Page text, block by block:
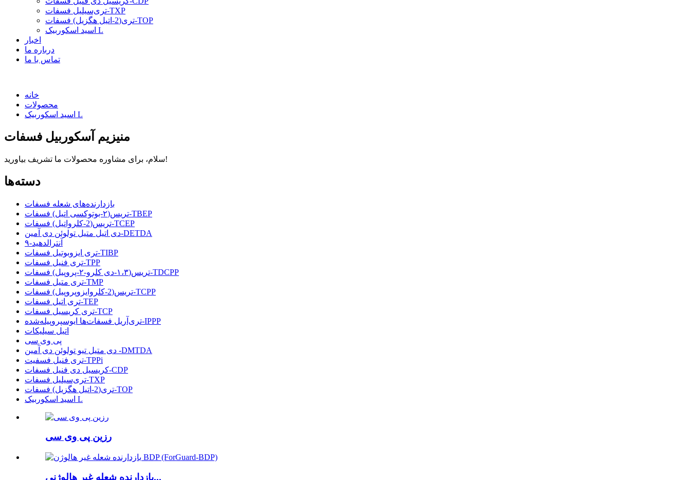
تری‌سیلیل فسفات-TXP
تری(2-اتیل هگزیل) فسفات-TOP
اسید اسکوربیک L
اخبار
درباره ما
تماس با ما
خانه
محصولات
اسید اسکوربیک L
منیزیم آسکوربیل فسفات
سلام، برای مشاوره محصولات ما تشریف بیاورید!
دسته‌ها
بازدارنده‌های شعله فسفات
تریس(۲-بوتوکسی اتیل) فسفات-TBEP
تریس(2-کلرواتیل) فسفات-TCEP
دی اتیل متیل تولوئن دی آمین-DETDA
۹-آنترالدهید
تری ایزوبوتیل فسفات-TIBP
تری فنیل فسفات-TPP
تریس(۱،۳-دی کلرو-۲-پروپیل) فسفات-TDCPP
تری متیل فسفات-TMP
تریس(2-کلروایزوپروپیل) فسفات-TCPP
تری اتیل فسفات-TEP
تری کریسیل فسفات-TCP
تری‌آریل فسفات‌ها ایوسپروپیله‌شده-IPPP
اتیل سیلیکات
پی وی سی
دی متیل تیو تولوئن دی آمین -DMTDA
تری فنیل فسفیت-TPPi
کریسیل دی فنیل فسفات-CDP
تری‌سیلیل فسفات-TXP
تری(2-اتیل هگزیل) فسفات-TOP
اسید اسکوربیک L
رزین پی وی سی
بازدارنده شعله غیر هالوژنی...